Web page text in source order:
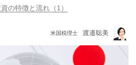
の特徴と流れ（1）
米国税理士 渡邉聡美